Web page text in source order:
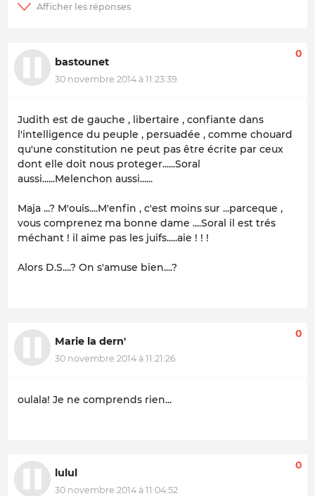
bastounet
30 novembre 2014 à 11:23:39
0
Judith est de gauche , libertaire , confiante dans
l'intelligence du peuple , persuadée , comme chouard
qu'une constitution ne peut pas être écrite par ceux
dont elle doit nous proteger......Soral
aussi......Melenchon aussi......
Maja ...? M'ouis....M'enfin , c'est moins sur ...parceque ,
vous comprenez ma bonne dame ....Soral il est trés
méchant ! il aime pas les juifs.....aie ! ! !
Alors D.S....? On s'amuse bien....?
Marie la dern'
30 novembre 2014 à 11:21:26
0
oulala! Je ne comprends rien...
lulul
30 novembre 2014 à 11:04:52
0